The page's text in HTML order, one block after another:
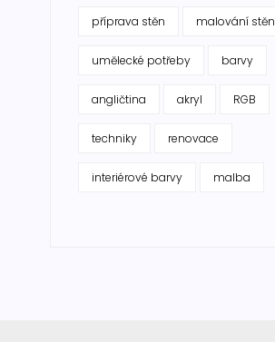
příprava stěn malování stěn
umělecké potřeby barvy
angličtina akryl RGB
techniky renovace
interiérové barvy malba